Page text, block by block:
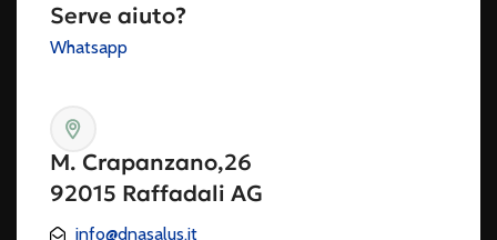
Serve aiuto?
Whatsapp
M. Crapanzano,26
92015 Raffadali AG
info@dnasalus.it